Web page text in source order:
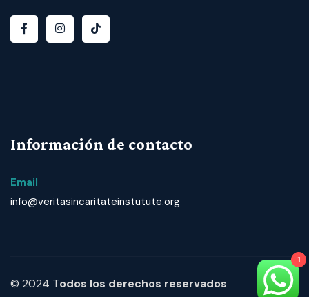
Información de contacto
Email
info@veritasincaritateinstutute.org
© 2024 Todos los derechos reservados
1